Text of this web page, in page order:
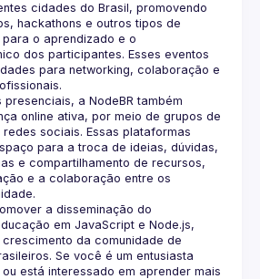
cidades do Brasil, promovendo
hackathons e outros tipos de
o aprendizado e o
dos participantes. Esses eventos
para networking, colaboração e
a NodeBR também
online ativa, por meio de grupos de
sociais. Essas plataformas
para a troca de ideias, dúvidas,
e compartilhamento de recursos,
e a colaboração entre os
a disseminação do
em JavaScript e Node.js,
da comunidade de
Se você é um entusiasta
está interessado em aprender mais